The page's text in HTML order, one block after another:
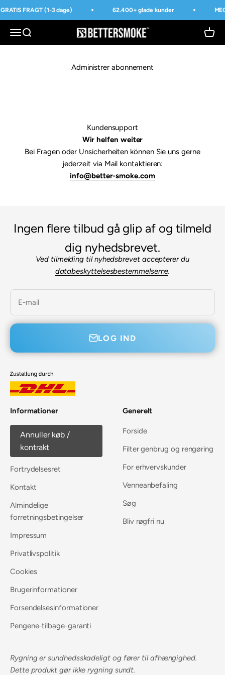
Spring til indhold
GRATIS FRAGT (1-3 dage) 62.400+ glade kunder
Åbn navigationsmenu
Åbn søgefunktionBetterSmoke™ Åbn
Administrer abonnement
Kundensupport
Wir helfen weiter
Bei Fragen oder Unsicherheiten können Sie uns gerne
jederzeit via Mail kontaktieren:
info@better-smoke.com
Ingen flere tilbud gå glip af og tilmeld
dig nyhedsbrevet.
Ved tilmelding til nyhedsbrevet accepterer du
databeskyttelsesbestemmelserne.
E-mail
LOG IND
Informationer
Annuller køb /
kontrakt
Fortrydelsesret
Kontakt
Almindelige
forretningsbetingelser
Impressum
Privatlivspolitik
Cookies
Brugerinformationer
Forsendelsesinformationer
Pengene-tilbage-garanti
Generelt
Forside
Filter genbrug og rengøring
For erhvervskunder
Venneanbefaling
Søg
Bliv røgfri nu
Rygning er sundhedsskadeligt og fører til afhængighed.
Dette produkt gør ikke rygning sundt.